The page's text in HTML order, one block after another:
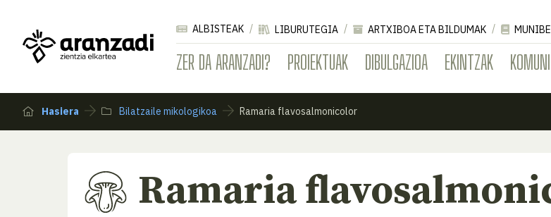
ZER DA ARANZADI? PROIEKTUAK DIBULGAZIOA EKINTZAK
ALBISTEAK LIBURUTEGIA ARTXIBOA ETA BILDUMAK MUNIBE
Hasiera Bilatzaile mikologikoa Ramaria flavosalmonicolor
Ramaria